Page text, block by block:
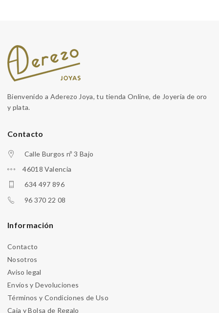
Bienvenido a Aderezo Joya, tu tienda Online, de Joyería de oro
y plata.
Contacto
Calle Burgos nº 3 Bajo
46018 Valencia
634 497 896
96 370 22 08
Información
Contacto
Nosotros
Aviso legal
Envíos y Devoluciones
Términos y Condiciones de Uso
Caja y Bolsa de Regalo